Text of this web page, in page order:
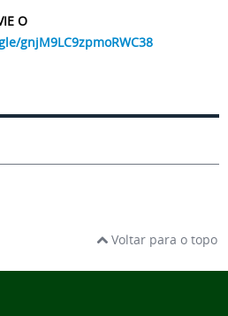
O
gnjM9LC9zpmoRWC38
Voltar para o topo